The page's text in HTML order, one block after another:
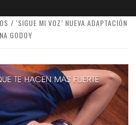
‘SIGUE MI VOZ’ NUEVA ADAPTACIÓN
GODOY